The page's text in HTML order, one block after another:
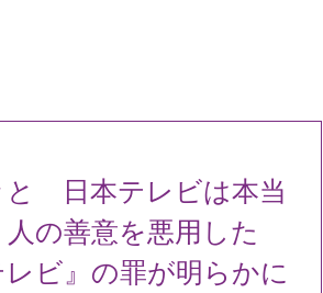
と 日本テレビは本当
の善意を悪用した
レビ』の罪が明らかに